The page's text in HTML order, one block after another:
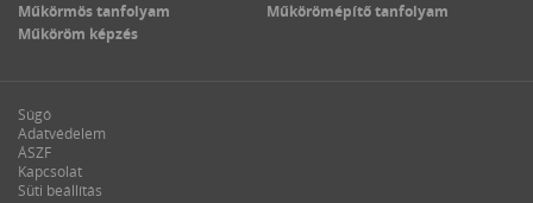
Műkörmös tanfolyam
Műkörömépítő tanfolyam
Műköröm képzés
Súgó
Adatvédelem
ÁSZF
Kapcsolat
Süti beállítás